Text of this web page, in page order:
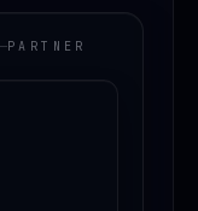
PARTNER